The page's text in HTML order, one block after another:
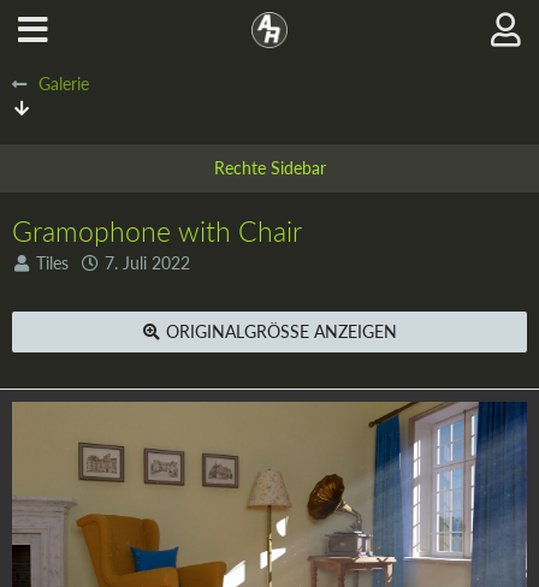
Galerie
Gramophone with Chair
Tiles 7. Juli 2022
ORIGINALGRÖSSE ANZEIGEN